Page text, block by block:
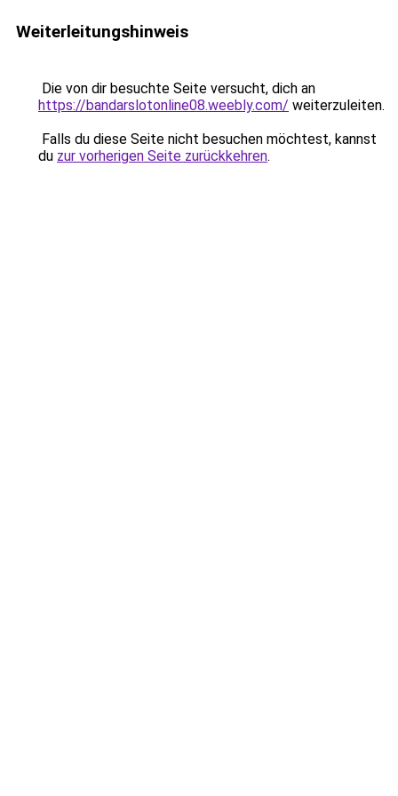
Weiterleitungshinweis
Die von dir besuchte Seite versucht, dich an
https://bandarslotonline08.weebly.com/ weiterzuleiten.
Falls du diese Seite nicht besuchen möchtest, kannst
du zur vorherigen Seite zurückkehren.